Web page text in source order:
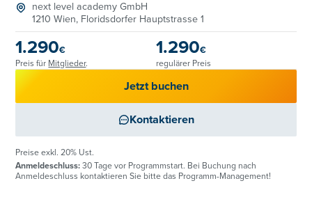
next level academy GmbH
1210 Wien, Floridsdorfer Hauptstrasse 1
1.290€
Preis für Mitglieder.
1.290€
regulärer Preis
Jetzt buchen
Kontaktieren
Preise exkl. 20% Ust.
Anmeldeschluss: 30 Tage vor Programmstart. Bei Buchung nach
Anmeldeschluss kontaktieren Sie bitte das Programm-Management!